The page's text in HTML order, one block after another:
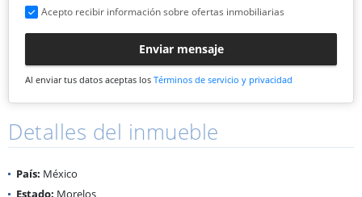
Acepto recibir información sobre ofertas inmobiliarias
Enviar mensaje
Al enviar tus datos aceptas los Términos de servicio y privacidad
Detalles del inmueble
País: México
Estado: Morelos